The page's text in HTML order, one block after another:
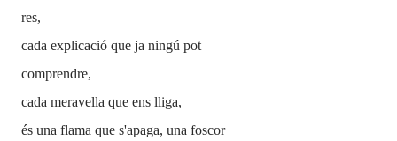
res,
cada explicació que ja ningú pot
comprendre,
cada meravella que ens lliga,
és una flama que s'apaga, una foscor